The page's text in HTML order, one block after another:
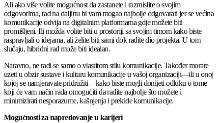
Ali ako više volite mogućnost da zastanete i razmislite o svojim
odgovorima, rad na daljinu bi vam mogao najbolje odgovarati jer se većina
komunikacije odvija na digitalnim platformama gdje možete biti
promišljeni. Ili možda volite biti u prostoriji sa svojim timom kako biste
raspravljali o idejama, ali želite biti sami dok radite dio projekta. U tom
slučaju, hibridni rad može biti idealan.
Naravno, ne radi se samo o vlastitom stilu komunikacije. Također morate
uzeti u obzir sustave i kulturu komunikacije u vašoj organizaciji—ili u onoj
kojoj se namjeravate pridružiti—kako biste mogli donijeti odluku o tome
koji će vam način rada omogućiti da radite najbolje što možete i
minimizirati nesporazume, kašnjenja i prekide komunikacije.
Mogućnosti za napredovanje u karijeri